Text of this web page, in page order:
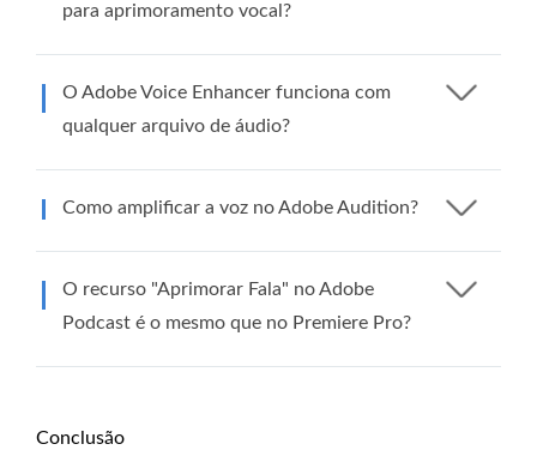
para aprimoramento vocal?
O Adobe Voice Enhancer funciona com
qualquer arquivo de áudio?
Como amplificar a voz no Adobe Audition?
O recurso "Aprimorar Fala" no Adobe
Podcast é o mesmo que no Premiere Pro?
Conclusão